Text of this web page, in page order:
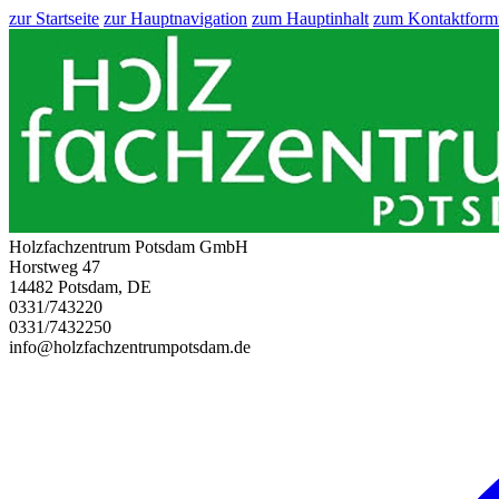
zur Startseite zur Hauptnavigation zum Hauptinhalt zum
Holzfachzentrum Potsdam GmbH
Horstweg 47
14482 Potsdam, DE
0331/743220
0331/7432250
info@holzfachzentrumpotsdam.de